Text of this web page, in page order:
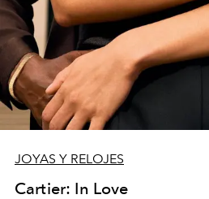
JOYAS Y RELOJES
Cartier: In Love